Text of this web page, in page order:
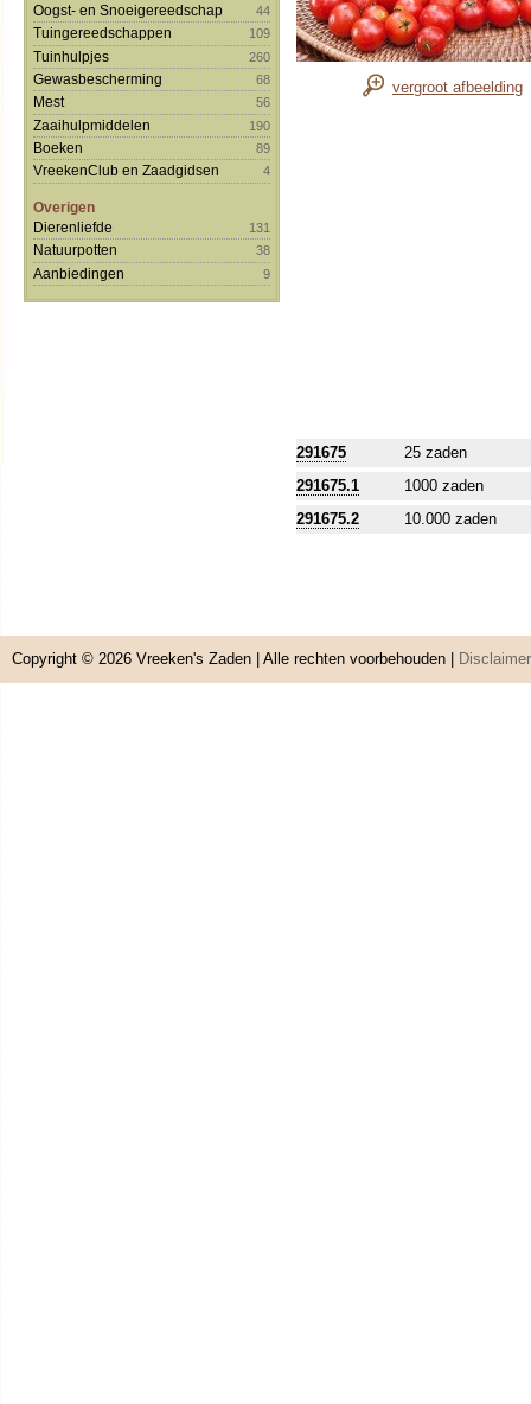
Oogst- en Snoeigereedschap
44
Tuingereedschappen 109
Tuinhulpjes 260
Gewasbescherming 68
Mest 56
Zaaihulpmiddelen 190
Boeken 89
VreekenClub en Zaadgidsen 4
Overigen
Dierenliefde
131
Natuurpotten 38
Aanbiedingen 9
vergroot afbeelding
291675
25 zaden
291675.1
1000 zaden
291675.2
10.000 zaden
Copyright © 2026 Vreeken's Zaden | Alle rechten voorbehouden | Disclaimer